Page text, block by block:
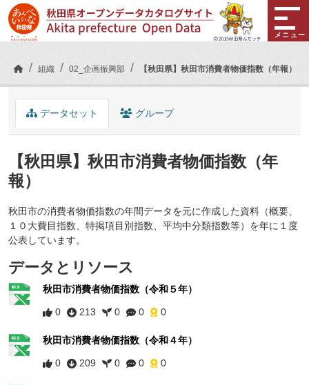
Skip to main content
メニュー
組織 02_企画振興部 【秋田県】秋田市消費者物価指数（年報）
データセット グループ
【秋田県】秋田市消費者物価指数（年
報）
秋田市の消費者物価指数の年間データを元に作成した資料（概要、
１０大費目指数、特掲項目別指数、平均中分類指数等）を年に１度
公表しています。
データとリソース
秋田市消費者物価指数（令和５年）
0 213 0 0 0
秋田市消費者物価指数（令和４年）
0 209 0 0 0